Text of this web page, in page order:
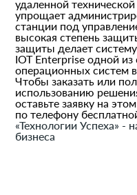
удаленной
упрощает
станции под
высокая степень
защиты делает
IOT Enterprise одной
операционных систем
Чтобы заказать или
использованию
оставьте заявку на
по телефону
«Технологии Успеха»
бизнеса